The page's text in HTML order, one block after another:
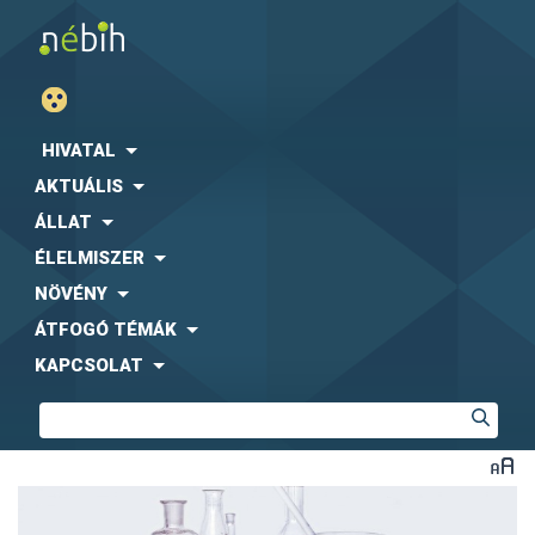
HIVATAL
AKTUÁLIS
ÁLLAT
ÉLELMISZER
NÖVÉNY
ÁTFOGÓ TÉMÁK
KAPCSOLAT